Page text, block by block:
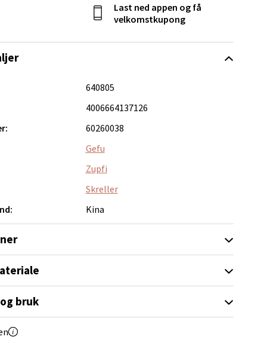
Last ned appen og få
velkomstkupong
640805
4006664137126
60260038
Gefu
Zupfi
Skreller
Kina
bruk
Vel